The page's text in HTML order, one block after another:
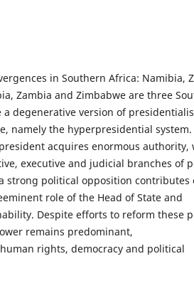
in Southern Africa: Namibia,
Zambia and Zimbabwe are three
a degenerative version of
namely the hyperpresidential
acquires enormous authority,
executive and judicial branches of
strong political opposition contributes
role of the Head of State and
Despite efforts to reform these
remains predominant,
rights, democracy and political